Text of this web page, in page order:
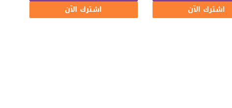
اشترك الآن
اشترك الآن